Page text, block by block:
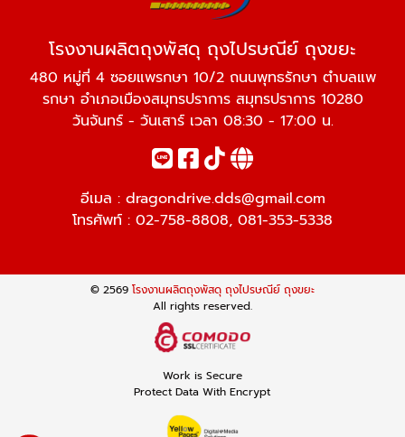
โรงงานผลิตถุงพัสดุ ถุงไปรษณีย์ ถุงขยะ
480 หมู่ที่ 4 ซอยแพรกษา 10/2 ถนนพุทธรักษา ตำบลแพ
รกษา อำเภอเมืองสมุทรปราการ สมุทรปราการ 10280
วันจันทร์ - วันเสาร์ เวลา 08:30 - 17:00 น.
อีเมล : dragondrive.dds@gmail.com
โทรศัพท์ : 02-758-8808, 081-353-5338
© 2569 โรงงานผลิตถุงพัสดุ ถุงไปรษณีย์ ถุงขยะ
All rights reserved.
Work is Secure
Protect Data With Encrypt